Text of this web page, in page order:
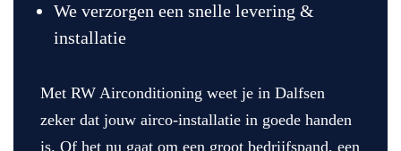
We verzorgen een snelle levering &
installatie
Met RW Airconditioning weet je in Dalfsen
zeker dat jouw airco-installatie in goede handen
is. Of het nu gaat om een groot bedrijfspand, een